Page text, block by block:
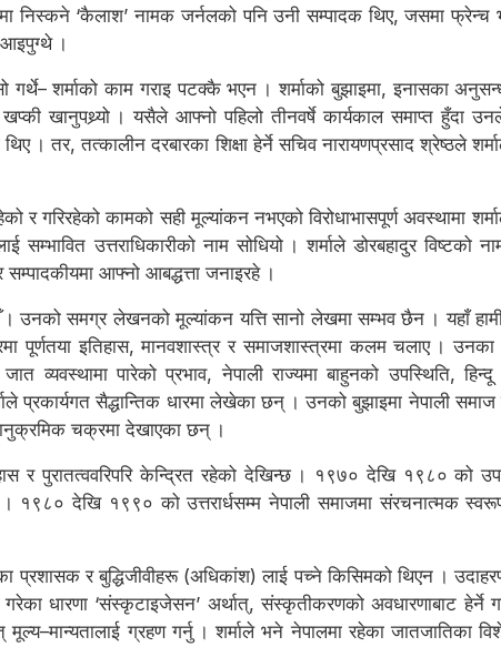
‘कैलाश’ नामक जर्नलको पनि उनी सम्पादक थिए, जसमा फ्रेन्च
आइपुग्थे ।
गर्थे– शर्माको काम गराइ पटक्कै भएन । शर्माको बुझाइमा, इनासका
खानुपथ्र्यो । यसैले आफ्नो पहिलो तीनवर्षे कार्यकाल समाप्त हुँदा
तर, तत्कालीन दरबारका शिक्षा हेर्ने सचिव नारायणप्रसाद श्रेष्ठले
गरिरहेको कामको सही मूल्यांकन नभएको विरोधाभासपूर्ण अवस्थामा
उत्तराधिकारीको नाम सोधियो । शर्माले डोरबहादुर विष्टको
आफ्नो आबद्धत्ता जनाइरहे ।
। उनको समग्र लेखनको मूल्यांकन यत्ति सानो लेखमा सम्भव छैन । यहाँ
पूर्णतया इतिहास, मानवशास्त्र र समाजशास्त्रमा कलम चलाए ।
पारेको प्रभाव, नेपाली राज्यमा बाहुनको उपस्थिति, हिन्दू
प्रकार्यगत सैद्धान्तिक धारमा लेखेका छन् । उनको बुझाइमा नेपाली समाज
चक्रमा देखाएका छन् ।
पुरातत्ववरिपरि केन्द्रित रहेको देखिन्छ । १९७० देखि १९८० को
। १९८० देखि १९९० को उत्तरार्धसम्म नेपाली समाजमा संरचनात्मक
प्रशासक र बुद्धिजीवीहरू (अधिकांश) लाई पच्ने किसिमको थिएन ।
धारणा ‘संस्कृटाइजेसन’ अर्थात्, संस्कृतीकरणको अवधारणाबाट हेर्ने
ग्रहण गर्नु । शर्माले भने नेपालमा रहेका जातजातिका